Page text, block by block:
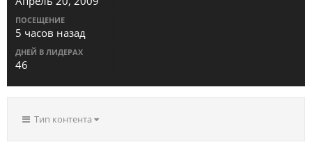
ПОСЕЩЕНИЕ
5 часов назад
ДНЕЙ В ЛИДЕРАХ
46
Тип контента